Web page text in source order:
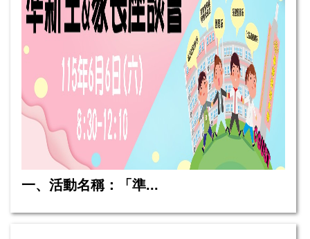
一、活動名稱：「準...